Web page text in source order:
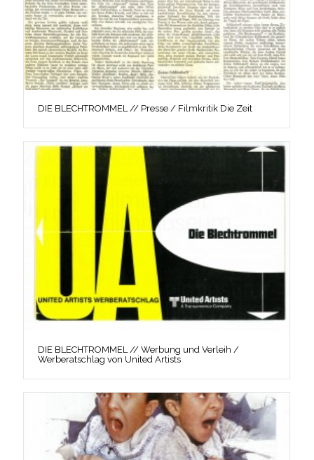
DIE BLECHTROMMEL // Presse / Filmkritik Die Zeit
DIE BLECHTROMMEL // Werbung und Verleih /
Werberatschlag von United Artists